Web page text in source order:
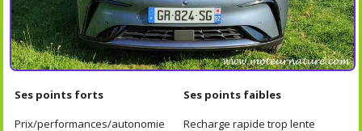
Ses points forts
Prix/performances/autonomie
Ses points faibles
Recharge rapide trop lente